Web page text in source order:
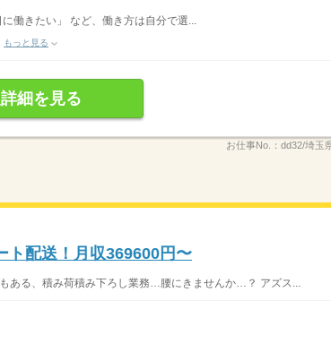
働きたい」 など、働き方は自分で選...
もっと見る
細を見る
お仕事No.： dd32/埼玉
ト配送！月収369600円〜
ある、積み荷積み下ろし業務…腰にきませんか…？ アズス...